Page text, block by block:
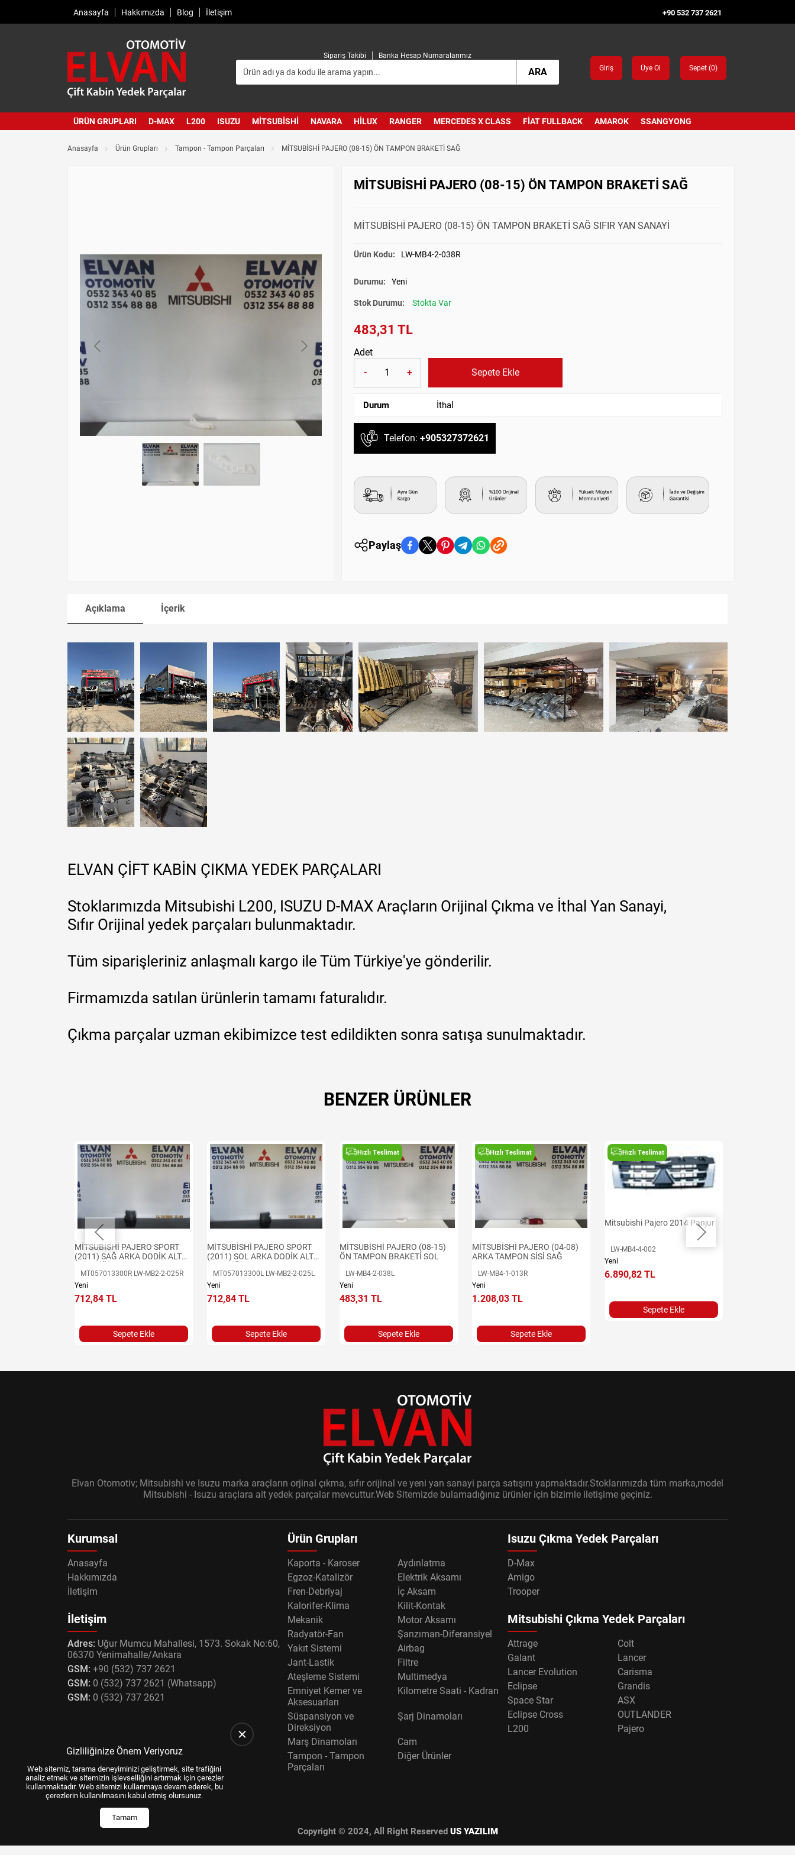
Anasayfa Hakkımızda Blog İletişim +90 532 737 2621
Sipariş Takibi Banka Hesap Numaralarımız
ARA Giriş Üye Ol Sepet (0)
ÜRÜN GRUPLARI D-MAX L200 ISUZU MITSUBISHI NAVARA HILUX RANGER MERCEDES X CLASS FIAT FULLBACK AMAROK SSANGYONG
Anasayfa Ürün Grupları Tampon - Tampon Parçaları MİTSUBİSHİ PAJERO (08-15) ÖN TAMPON BRAKETİ SAĞ
MİTSUBİSHİ PAJERO (08-15) ÖN TAMPON BRAKETİ SAĞ
MİTSUBİSHİ PAJERO (08-15) ÖN TAMPON BRAKETİ SAĞ SIFIR YAN SANAYİ
Ürün Kodu: LW-MB4-2-038R
Durumu: Yeni
Stok Durumu: Stokta Var
483,31 TL
Adet
-
+ Sepete Ekle
Durum İthal
Telefon: +905327372621
Paylaş
Açıklama İçerik
ELVAN ÇİFT KABİN ÇIKMA YEDEK PARÇALARI
Stoklarımızda Mitsubishi L200, ISUZU D-MAX Araçların Orijinal Çıkma ve İthal Yan Sanayi,
Sıfır Orijinal yedek parçaları bulunmaktadır.
Tüm siparişleriniz anlaşmalı kargo ile Tüm Türkiye'ye gönderilir.
Firmamızda satılan ürünlerin tamamı faturalıdır.
Çıkma parçalar uzman ekibimizce test edildikten sonra satışa sunulmaktadır.
BENZER ÜRÜNLER
MİTSUBİSHİ PAJERO SPORT
(2011) SAĞ ARKA DODİK ALT
MT057013300R LW-MB2-2-025R
Yeni
712,84 TL
Sepete Ekle
MİTSUBİSHİ PAJERO SPORT
(2011) SOL ARKA DODİK ALT
MT057013300L LW-MB2-2-025L
Yeni
712,84 TL
Sepete Ekle
Hızlı Teslimat
MİTSUBİSHİ PAJERO (08-15)
ÖN TAMPON BRAKETİ SOL
LW-MB4-2-038L
Yeni
483,31 TL
Sepete Ekle
Hızlı Teslimat
MİTSUBİSHİ PAJERO (04-08)
ARKA TAMPON SİSİ SAĞ
LW-MB4-1-013R
Yeni
1.208,03 TL
Sepete Ekle
Hızlı Teslimat
Mitsubishi Pajero 2014 Panjur
LW-MB4-4-002
Yeni
6.890,82 TL
Sepete Ekle
Elvan Otomotiv; Mitsubishi ve Isuzu marka araçların orjinal çıkma, sıfır orijinal ve yeni yan sanayi parça satışını yapmaktadır.Stoklarımızda tüm marka,model
Mitsubishi - Isuzu araçlara ait yedek parçalar mevcuttur.Web Sitemizde bulamadığınız ürünler için bizimle iletişime geçiniz.
Kurumsal
Anasayfa
Hakkımızda
İletişim
İletişim
Adres: Uğur Mumcu Mahallesi, 1573. Sokak No:60,
06370 Yenimahalle/Ankara
GSM: +90 (532) 737 2621
GSM: 0 (532) 737 2621 (Whatsapp)
GSM: 0 (532) 737 2621
Ürün Grupları
Kaporta - Karoser
Aydınlatma
Egzoz-Katalizör
Elektrik Aksamı
Fren-Debriyaj
İç Aksam
Kalorifer-Klima
Kilit-Kontak
Mekanik
Motor Aksamı
Radyatör-Fan
Şanzıman-Diferansiyel
Yakıt Sistemi
Airbag
Jant-Lastik
Filtre
Ateşleme Sistemi
Multimedya
Emniyet Kemer ve
Aksesuarları
Kilometre Saati - Kadran
Süspansiyon ve
Direksiyon
Şarj Dinamoları
Marş Dinamoları
Cam
Tampon - Tampon
Parçaları
Diğer Ürünler
Isuzu Çıkma Yedek Parçaları
D-Max
Amigo
Trooper
Mitsubishi Çıkma Yedek Parçaları
Attrage
Colt
Galant
Lancer
Lancer Evolution
Carisma
Eclipse
Grandis
Space Star
ASX
Eclipse Cross
OUTLANDER
L200
Pajero
Copyright © 2024, All Right Reserved US YAZILIM
Gizliliğinize Önem Veriyoruz
Web sitemiz, tarama deneyiminizi geliştirmek, site trafiğini
analiz etmek ve sitemizin işlevselliğini artırmak için çerezler
kullanmaktadır. Web sitemizi kullanmaya devam ederek, bu
çerezlerin kullanılmasını kabul etmiş olursunuz.
Tamam